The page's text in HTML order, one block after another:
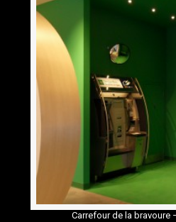
Carrefour de la bravoure